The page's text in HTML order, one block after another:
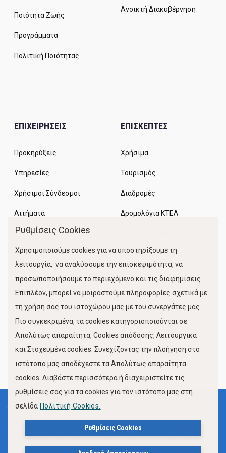
Ποιότητα Ζωής
Προγράμματα
Πολιτική Ποιότητας
Ανοικτή Διακυβέρνηση
ΕΠΙΧΕΙΡΗΣΕΙΣ
Προκηρύξεις
Υπηρεσίες
Χρήσιμοι Σύνδεσμοι
Αιτήματα
ΕΠΙΣΚΕΠΤΕΣ
Χρήσιμα
Τουρισμός
Διαδρομές
Δρομολόγια ΚΤΕΛ
Κίνηση Λιμένος
FOLLOW US
Όροι Χρήσης
Πολιτική Προστασίας Προσωπικών Δεδομένων
Ρυθμίσεις Cookies
Χρησιμοποιούμε cookies για να υποστηρίξουμε τη
λειτουργία, να αναλύσουμε την επισκεψιμότητα, να
προσωποποιήσουμε το περιεχόμενο και τις διαφημίσεις.
Επιπλέον, μπορεί να μοιραστούμε πληροφορίες σχετικά με
τη χρήση σας του ιστοχώρου μας με του συνεργάτες μας.
Πιο συγκεκριμένα, τα cookies κατηγοριοποιούνται σε
Απολύτως απαραίτητα, Cookies απόδοσης, Λειτουργικά
και Στοχευμένα cookies. Συνεχίζοντας την πλοήγηση στο
ιστότοπο μας αποδέχεστε τα Απολύτως απαραίτητα
cookies. Διαβάστε περισσότερα ή διαχειριστείτε τις
ρυθμίσεις σας για τα cookies για τον ιστότοπο μας στη
σελίδα Πολιτική Cookies.
Ρυθμίσεις Cookies